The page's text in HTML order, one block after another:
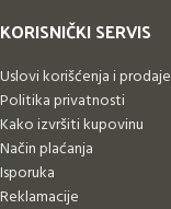
KORISNIČKI SERVIS
Uslovi korišćenja i prodaje
Politika privatnosti
Kako izvršiti kupovinu
Način plaćanja
Isporuka
Reklamacije